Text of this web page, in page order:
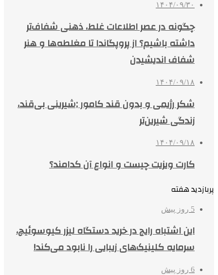
۱۴۰۴/۰۹/۳۰
چگونه در عصر اطلاعات غلط، ذهنی شفاف‌تر
داشته باشیم؟ از پروپگاندا تا مغلطه‌ها و هنر
شفاف اندیشیدن
۱۴۰۴/۰۹/۱۸
شکر رژیمی و بدون قند کامور ;شیرینی بی‌قند،
زندگی شیرین‌تر
۱۴۰۴/۰۹/۱۸
کارت ویزیت چیست و انواع آن کدامند؟
پربازدید هفته
5 روز پیش
این اشتباه رایج در خرید دستگاه لیزر کیوسوئیچ،
سرمایه کلینیک‌های زیبایی را نابود می‌کند!
6 روز پیش